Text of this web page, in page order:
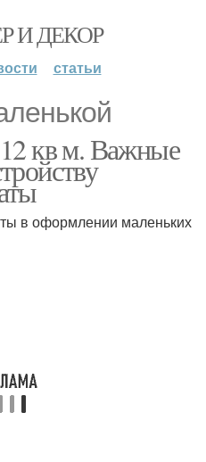
И ДЕКОР
статьи
кв м. Важные
в оформлении маленьких